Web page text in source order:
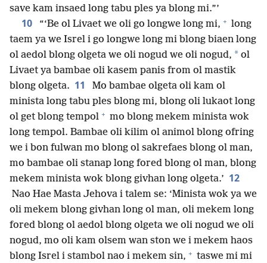
save kam insaed long tabu ples ya blong mi.”’
10 “‘Be ol Livaet we oli go longwe long mi, + long
taem ya we Isrel i go longwe long mi blong biaen long
ol aedol blong olgeta we oli nogud we oli nogud, * ol
Livaet ya bambae oli kasem panis from ol mastik
blong olgeta. 11
Mo bambae olgeta oli kam ol
minista long tabu ples blong mi, blong oli lukaot long
ol get blong tempol + mo blong mekem minista wok
long tempol. Bambae oli kilim ol animol blong ofring
we i bon fulwan mo blong ol sakrefaes blong ol man,
mo bambae oli stanap long fored blong ol man, blong
mekem minista wok blong givhan long olgeta.’ 12
Nao Hae Masta Jehova i talem se: ‘Minista wok ya we
oli mekem blong givhan long ol man, oli mekem long
fored blong ol aedol blong olgeta we oli nogud we oli
nogud, mo oli kam olsem wan ston we i mekem haos
blong Isrel i stambol nao i mekem sin, + taswe mi mi